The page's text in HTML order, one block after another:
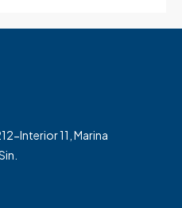
Interior 11, Marina